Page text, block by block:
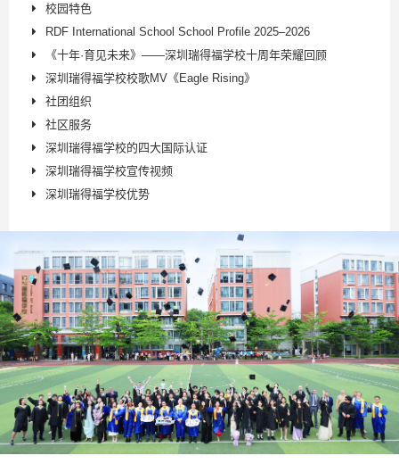
校园特色
RDF International School School Profile 2025–2026
《十年·育见未来》——深圳瑞得福学校十周年荣耀回顾
深圳瑞得福学校校歌MV《Eagle Rising》
社团组织
社区服务
深圳瑞得福学校的四大国际认证
深圳瑞得福学校宣传视频
深圳瑞得福学校优势